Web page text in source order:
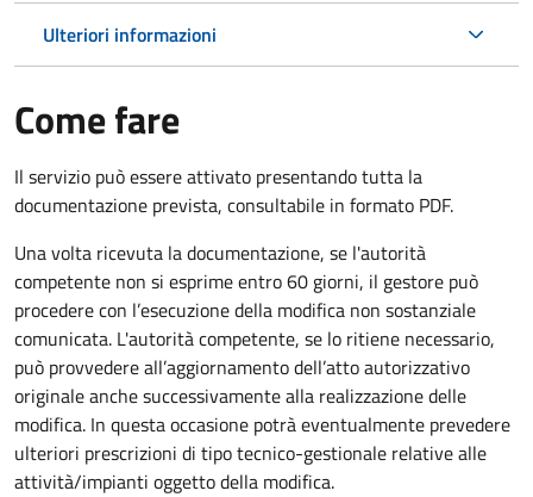
Ulteriori informazioni
Come fare
Il servizio può essere attivato presentando tutta la
documentazione prevista, consultabile in formato PDF.
Una volta ricevuta la documentazione, se l'autorità
competente non si esprime entro 60 giorni, il gestore può
procedere con l’esecuzione della modifica non sostanziale
comunicata. L'autorità competente, se lo ritiene necessario,
può provvedere all’aggiornamento dell’atto autorizzativo
originale anche successivamente alla realizzazione delle
modifica. In questa occasione potrà eventualmente prevedere
ulteriori prescrizioni di tipo tecnico-gestionale relative alle
attività/impianti oggetto della modifica.